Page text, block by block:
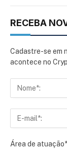
RECEBA
Cadastre-se em
acontece no
Área de atuação*